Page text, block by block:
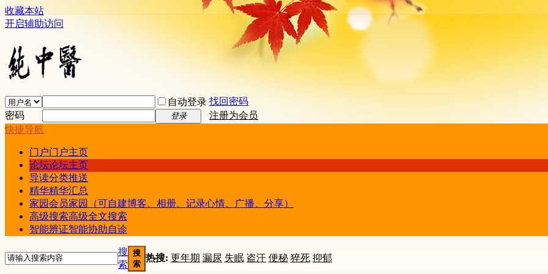
收藏本站
开启辅助访问
自动登录 找回密码
密码
登录
注册为会员
快捷导航
门户门户主页
论坛论坛主页
导读分类推送
精华精华汇总
家园会员家园（可自建博客、相册、记录心情、广播、分享）
高级搜索高级全文搜索
智能辨证智能协助自诊
搜
索
搜
索
热搜: 更年期 漏尿 失眠 盗汗 便秘 猝死 抑郁